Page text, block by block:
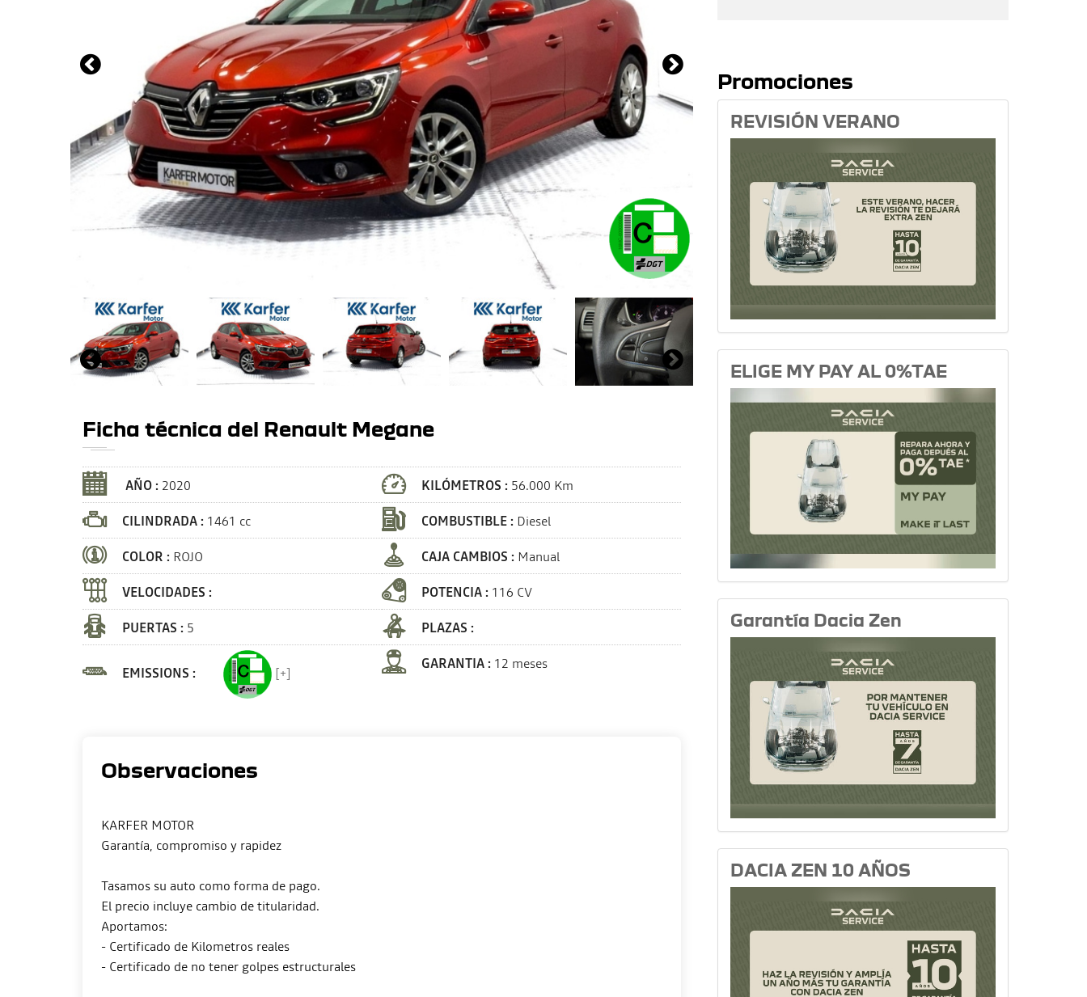
Ficha técnica del Renault Megane
AÑO : 2020 KILÓMETROS : 56.000 Km
CILINDRADA : 1461 cc COMBUSTIBLE : Diesel
COLOR : ROJO CAJA CAMBIOS : Manual
VELOCIDADES :
POTENCIA : 116 CV
PUERTAS : 5 PLAZAS :
EMISSIONS : [+]
GARANTIA : 12 meses
Observaciones
KARFER MOTOR
Garantía, compromiso y rapidez
Tasamos su auto como forma de pago.
El precio incluye cambio de titularidad.
Aportamos:
- Certificado de Kilometros reales
- Certificado de no tener golpes estructurales
Promociones
REVISIÓN VERANO
ELIGE MY PAY AL 0%TAE
Garantía Dacia Zen
DACIA ZEN 10 AÑOS